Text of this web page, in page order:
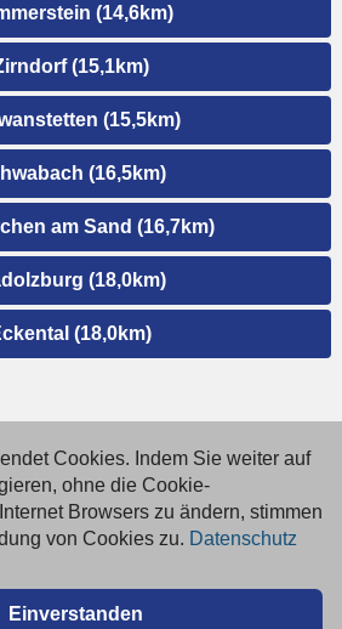
(14,6km)
(15,1km)
(15,5km)
(16,5km)
am Sand (16,7km)
(18,0km)
(18,0km)
GmbH
Cookies. Indem Sie weiter auf
ohne die Cookie-
Browsers zu ändern, stimmen
von Cookies zu. Datenschutz
Einverstanden